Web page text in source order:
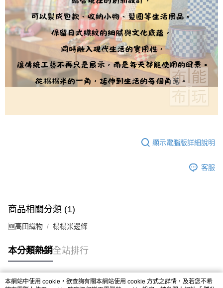
顯示電腦版詳細說明
客服
商品相關分類 (1)
🆕高田織物 榻榻米邊條
本分類熱銷全站排行
本網站中使用 cookie，欲查詢有關本網站使用 cookie 方式之詳情，及若您不希